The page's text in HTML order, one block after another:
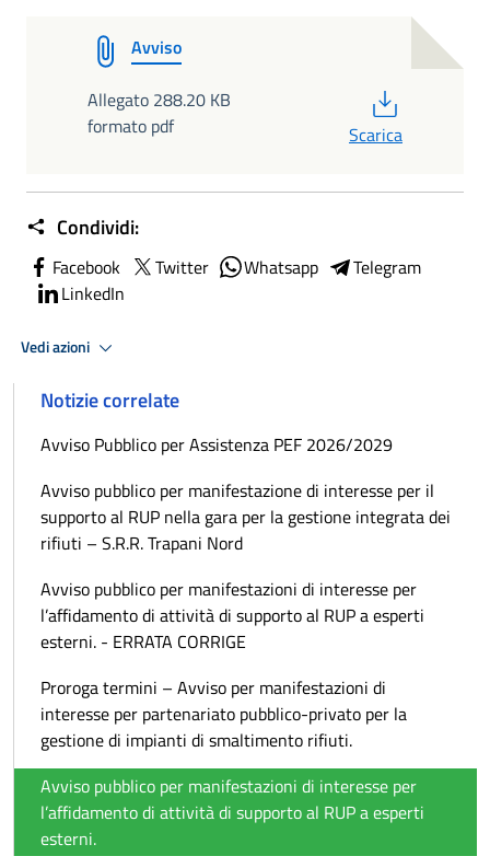
Avviso
Allegato 288.20 KB
formato pdf
Scarica
Condividi:
Facebook Twitter Whatsapp
Telegram
LinkedIn
Vedi azioni
Notizie correlate
Avviso Pubblico per Assistenza PEF 2026/2029
Avviso pubblico per manifestazione di interesse per il
supporto al RUP nella gara per la gestione integrata dei
rifiuti – S.R.R. Trapani Nord
Avviso pubblico per manifestazioni di interesse per
l’affidamento di attività di supporto al RUP a esperti
esterni. - ERRATA CORRIGE
Proroga termini – Avviso per manifestazioni di
interesse per partenariato pubblico-privato per la
gestione di impianti di smaltimento rifiuti.
Avviso pubblico per manifestazioni di interesse per
l’affidamento di attività di supporto al RUP a esperti
esterni.